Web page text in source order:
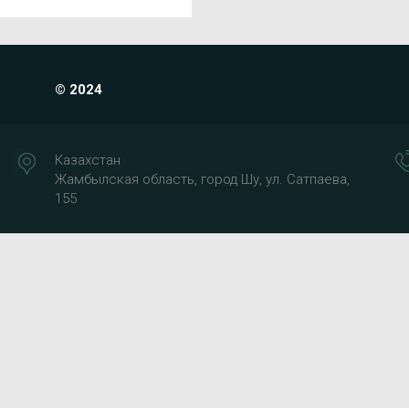
© 2024
Казахстан
Жамбылская область, город Шу, ул. Сатпаева,
155